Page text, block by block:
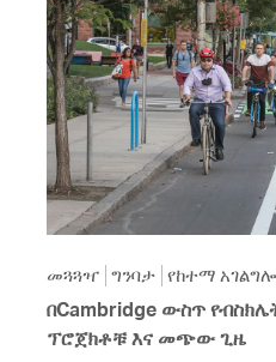
መጓጓዣ ግንባታ የከተማ
በCambridge ውስጥ
ፕሮጀክቶቹ እና መጭው ጊዜ